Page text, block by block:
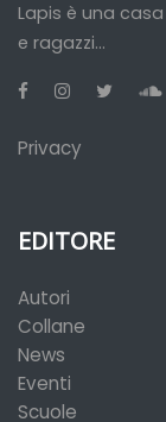
Lapis è una
e ragazzi...
Privacy
EDITORE
Autori
Collane
News
Eventi
Scuole